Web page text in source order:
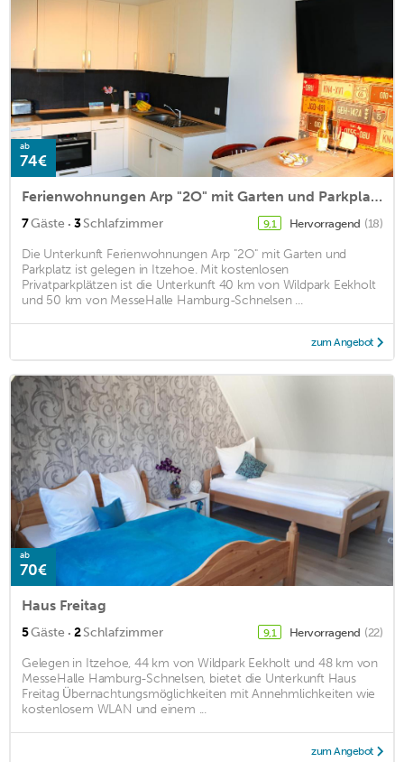
ab
74€
Ferienwohnungen Arp "2O" mit Garten und Parkplatz
7Gäste · 3Schlafzimmer 9,1 Hervorragend (18)
Die Unterkunft Ferienwohnungen Arp "2O" mit Garten und
Parkplatz ist gelegen in Itzehoe. Mit kostenlosen
Privatparkplätzen ist die Unterkunft 40 km von Wildpark Eekholt
und 50 km von MesseHalle Hamburg-Schnelsen ...
zum Angebot
ab
70€
Haus Freitag
5Gäste · 2Schlafzimmer 9,1 Hervorragend (22)
Gelegen in Itzehoe, 44 km von Wildpark Eekholt und 48 km von
MesseHalle Hamburg-Schnelsen, bietet die Unterkunft Haus
Freitag Übernachtungsmöglichkeiten mit Annehmlichkeiten wie
kostenlosem WLAN und einem ...
zum Angebot